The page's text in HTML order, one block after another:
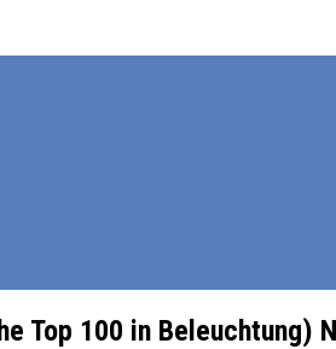
Top 100 in Beleuchtung)